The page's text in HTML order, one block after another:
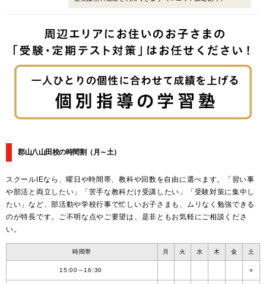
郡山八山田校の時間割 （月～土）
スクールIEなら、曜日や時間帯、教科や回数を自由に選べます。「習い事
や部活と両立したい」「苦手な教科だけ受講したい」「受験対策に集中し
たい」など、部活動や学校行事で忙しいお子さまも、ムリなく勉強できる
のが特長です。ご不明な点やご要望は、是非ともお気軽にご相談くださ
い。
時間帯 月 火 水 木 金 土
15:00～16:30 ○